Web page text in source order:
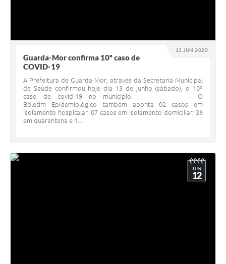
13 JUN 2020
Guarda-Mor confirma 10º caso de
COVID-19
A Prefeitura de Guarda-Mor, através da Secretaria Municipal
de Saúde confirmou hoje dia 13 de junho (sábado), o 10º
caso de covid-19 no município. O
Boletim Epidemiológico também aponta 02 casos em
isolamento hospitalar, 07 casos em isolamento domiciliar, 36
em quarentena e 1...
JUN
12